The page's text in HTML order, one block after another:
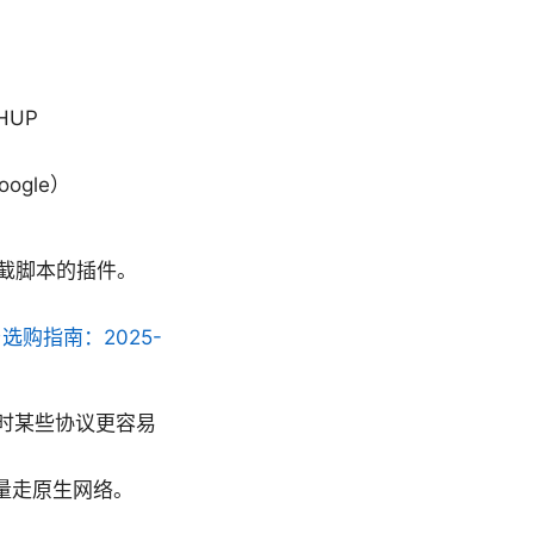
）
本的插件。
购指南：2025-
某些协议更容易
原生网络。